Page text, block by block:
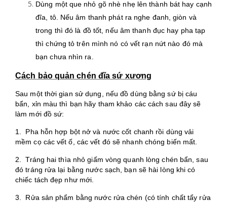
Dùng một que nhỏ gõ nhè nhẹ lên thành bát hay cạnh
đĩa, tô. Nếu âm thanh phát ra nghe đanh, giòn và
trong thì đó là đồ tốt, nếu âm thanh đục hay pha tạp
thì chứng tỏ trên mình nó có vết rạn nứt nào đó mà
bạn chưa nhìn ra.
Cách bảo quản chén đĩa sứ xương
Sau một thời gian sử dụng, nếu đồ dùng bằng sứ bị cáu
bẩn, xỉn màu thì bạn hãy tham khảo các cách sau đây sẽ
làm mới đồ sứ:
1. Pha hỗn hợp bột nở và nước cốt chanh rồi dùng vải
mềm cọ các vết ố, các vết đó sẽ nhanh chóng biến mất.
2. Tráng hai thìa nhỏ giấm vòng quanh lòng chén bẩn, sau
đó tráng rửa lại bằng nước sạch, bạn sẽ hài lòng khi có
chiếc tách đẹp như mới.
3. Rửa sản phẩm bằng nước rửa chén (có tính chất tẩy rửa